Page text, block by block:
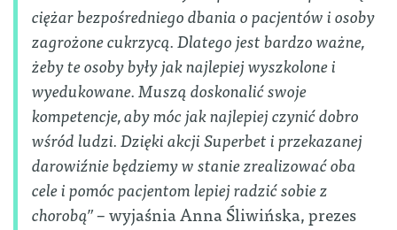
ciężar bezpośredniego dbania o pacjentów i osoby
zagrożone cukrzycą. Dlatego jest bardzo ważne,
żeby te osoby były jak najlepiej wyszkolone i
wyedukowane. Muszą doskonalić swoje
kompetencje, aby móc jak najlepiej czynić dobro
wśród ludzi. Dzięki akcji Superbet i przekazanej
darowiźnie będziemy w stanie zrealizować oba
cele i pomóc pacjentom lepiej radzić sobie z
chorobą”– wyjaśnia Anna Śliwińska, prezes